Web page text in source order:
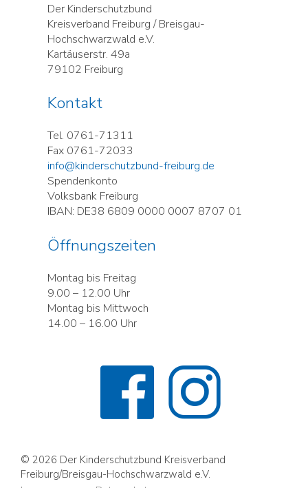
Der Kinderschutzbund
Kreisverband Freiburg / Breisgau-
Hochschwarzwald e.V.
Kartäuserstr. 49a
79102 Freiburg
Kontakt
Tel. 0761-71311
Fax 0761-72033
info@kinderschutzbund-freiburg.de
Spendenkonto
Volksbank Freiburg
IBAN: DE38 6809 0000 0007 8707 01
Öffnungszeiten
Montag bis Freitag
9.00 – 12.00 Uhr
Montag bis Mittwoch
14.00 – 16.00 Uhr
© 2026 Der Kinderschutzbund Kreisverband
Freiburg/Breisgau-Hochschwarzwald e.V.